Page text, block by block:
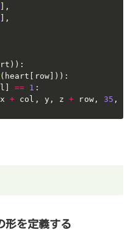
,
,
) ) :
( heart row] ) ) :
== 1 :
x + col , y, z + row, 35 ,
形を定義する